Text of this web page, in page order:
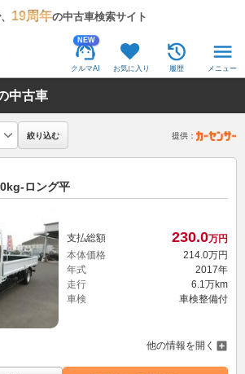
19周年の中古車検索サイト
NEW
クルマAI お気に入り 履歴 メニュー
中古車
絞り込む 提供：
ロング平
支払総額 230.0万円
本体価格
214.0万円
年式
2017年
走行
6.1万km
車検
車検整備付
他の情報を開く